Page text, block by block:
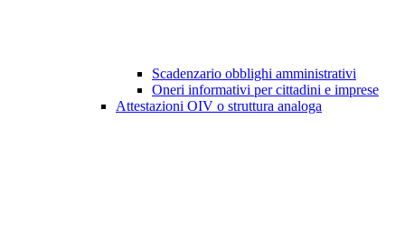
Scadenzario obblighi amministrativi
Oneri informativi per cittadini e imprese
Attestazioni OIV o struttura analoga